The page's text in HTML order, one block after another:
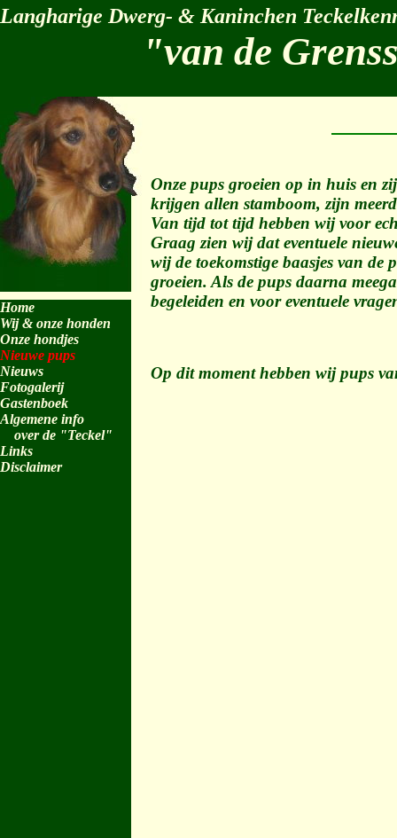
Langharige Dwerg- & Kaninchen
"van de
Home
Wij & onze honden
Onze hondjes
Nieuwe pups
Nieuws
Fotogalerij
Gastenboek
Algemene info
over de "Teckel"
Links
Disclaimer
Onze pups groeien op in huis en
krijgen allen stamboom, zijn
Van tijd tot tijd hebben wij voor
Graag zien wij dat eventuele
wij de toekomstige baasjes van de
groeien. Als de pups daarna
begeleiden en voor eventuele
Op dit moment hebben wij pups